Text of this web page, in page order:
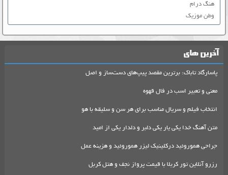
هنگ درام
وطن موزیک
آخرین های
پاسارگاد تاباک: برترین مقصد پیپ‌های دست‌ساز و اصل
معنی و تعبیر اسب در فال قهوه
انتخاب فیلم و سریال مناسب برای هر سن و سلیقه با هو
متن آهنگ خدا یکی یار یکی دلبر و دلدار یکی از امید
جراحی هموروئید درکلینیک لیزر هموروئید و هزینه عمل
رزرو آنلاین تور کربلا با قیمت پرواز نجف و هتل کربل